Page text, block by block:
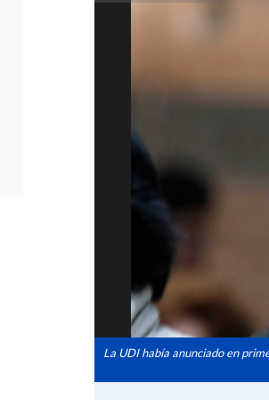
La UDI había anunciado en